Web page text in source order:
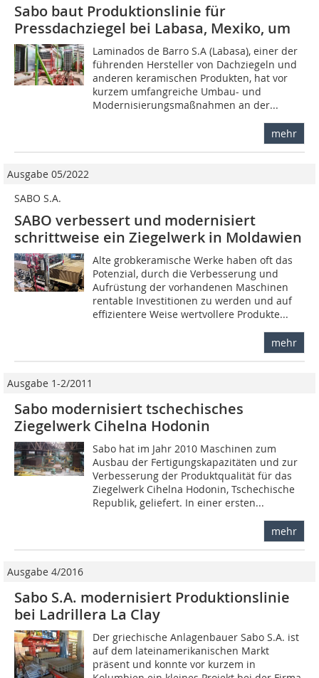
Sabo baut Produktionslinie für
Pressdachziegel bei Labasa, Mexiko, um
Laminados de Barro S.A (Labasa), einer der
führenden Hersteller von Dachziegeln und
anderen keramischen Produkten, hat vor
kurzem umfangreiche Umbau- und
Modernisierungsmaßnahmen an der...
mehr
Ausgabe 05/2022
SABO S.A.
SABO verbessert und modernisiert
schrittweise ein Ziegelwerk in Moldawien
Alte grobkeramische Werke haben oft das
Potenzial, durch die Verbesserung und
Aufrüstung der vorhandenen Maschinen
rentable Investitionen zu werden und auf
effizientere Weise wertvollere Produkte...
mehr
Ausgabe 1-2/2011
Sabo modernisiert tschechisches
Ziegelwerk Cihelna Hodonin
Sabo hat im Jahr 2010 Maschinen zum
Ausbau der Fertigungskapazitäten und zur
Verbesserung der Produktqualität für das
Ziegel­werk Cihelna Hodonin, Tschechische
Republik, geliefert. In einer ersten...
mehr
Ausgabe 4/2016
Sabo S.A. modernisiert Produktionslinie
bei Ladrillera La Clay
Der griechische Anlagenbauer Sabo S.A. ist
auf dem lateinamerikanischen Markt
präsent und konnte vor kurzem in